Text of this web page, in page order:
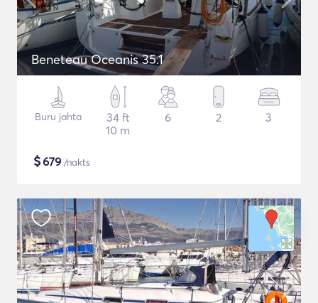
Beneteau Oceanis 35.1
Buru jahta
34 ft
10 m
6 2 3
$679 /nakts